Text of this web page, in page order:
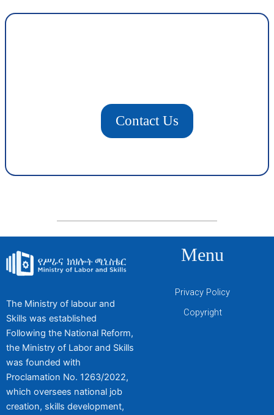
Contact Us
The Ministry of labour and
Skills was established
Following the National Reform,
the Ministry of Labor and Skills
was founded with
Proclamation No. 1263/2022,
which oversees national job
creation, skills development,
Menu
Privacy Policy
Copyright